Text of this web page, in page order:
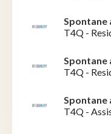
Spontane
T4Q -
Spontane
T4Q -
Spontane
T4Q -